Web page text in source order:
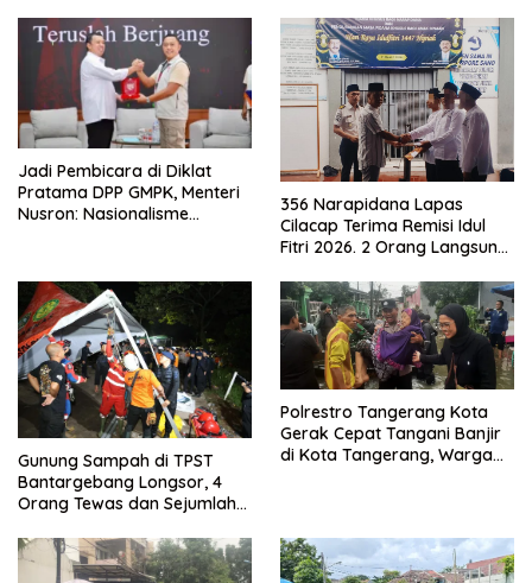
Jadi Pembicara di Diklat
Pratama DPP GMPK, Menteri
Nusron: Nasionalisme
356 Narapidana Lapas
Cilacap Terima Remisi Idul
Fitri 2026. 2 Orang Langsung
Gunung Sampah di TPST
Bantargebang Longsor, 4
Orang Tewas dan Sejumlah
Polrestro Tangerang Kota
Gerak Cepat Tangani Banjir
di Kota Tangerang, Warga